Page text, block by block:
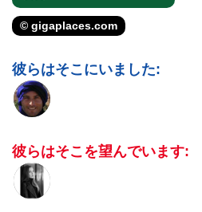
© gigaplaces.com
彼らはそこにいました:
彼らはそこを望んでいます: